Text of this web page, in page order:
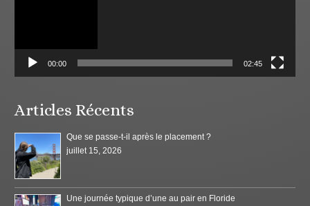
00:00 02:45
Articles Récents
Que se passe-t-il après le placement ?
juillet 15, 2026
Une journée typique d’une au pair en Floride